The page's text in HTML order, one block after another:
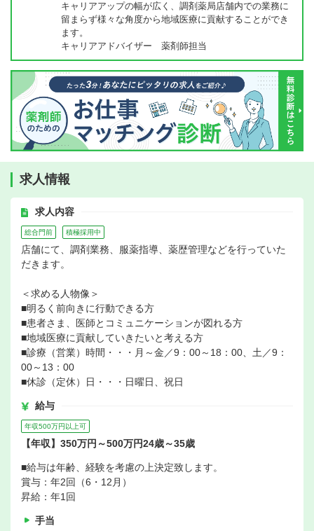
キャリアアップの幅が広く、調剤薬局店舗内での業務に
留まらず様々な角度から地域医療に貢献することができ
ます。
キャリアアドバイザー 薬剤師担当
求人情報
求人内容
総合門前 積極採用中
店舗にて、調剤業務、服薬指導、薬歴管理などを行っていた
だきます。
＜求める人物像＞
■明るく前向きに行動できる方
■患者さま、医師とコミュニケーションが図れる方
■地域医療に貢献していきたいと考える方
■診療（営業）時間・・・月～金／9：00～18：00、土／9：
00～13：00
■休診（定休）日・・・日曜日、祝日
給与
年収500万円以上可
【年収】350万円～500万円24歳～35歳
■給与は年齢、経験を考慮の上決定致します。
賞与：年2回（6・12月）
昇給：年1回
手当